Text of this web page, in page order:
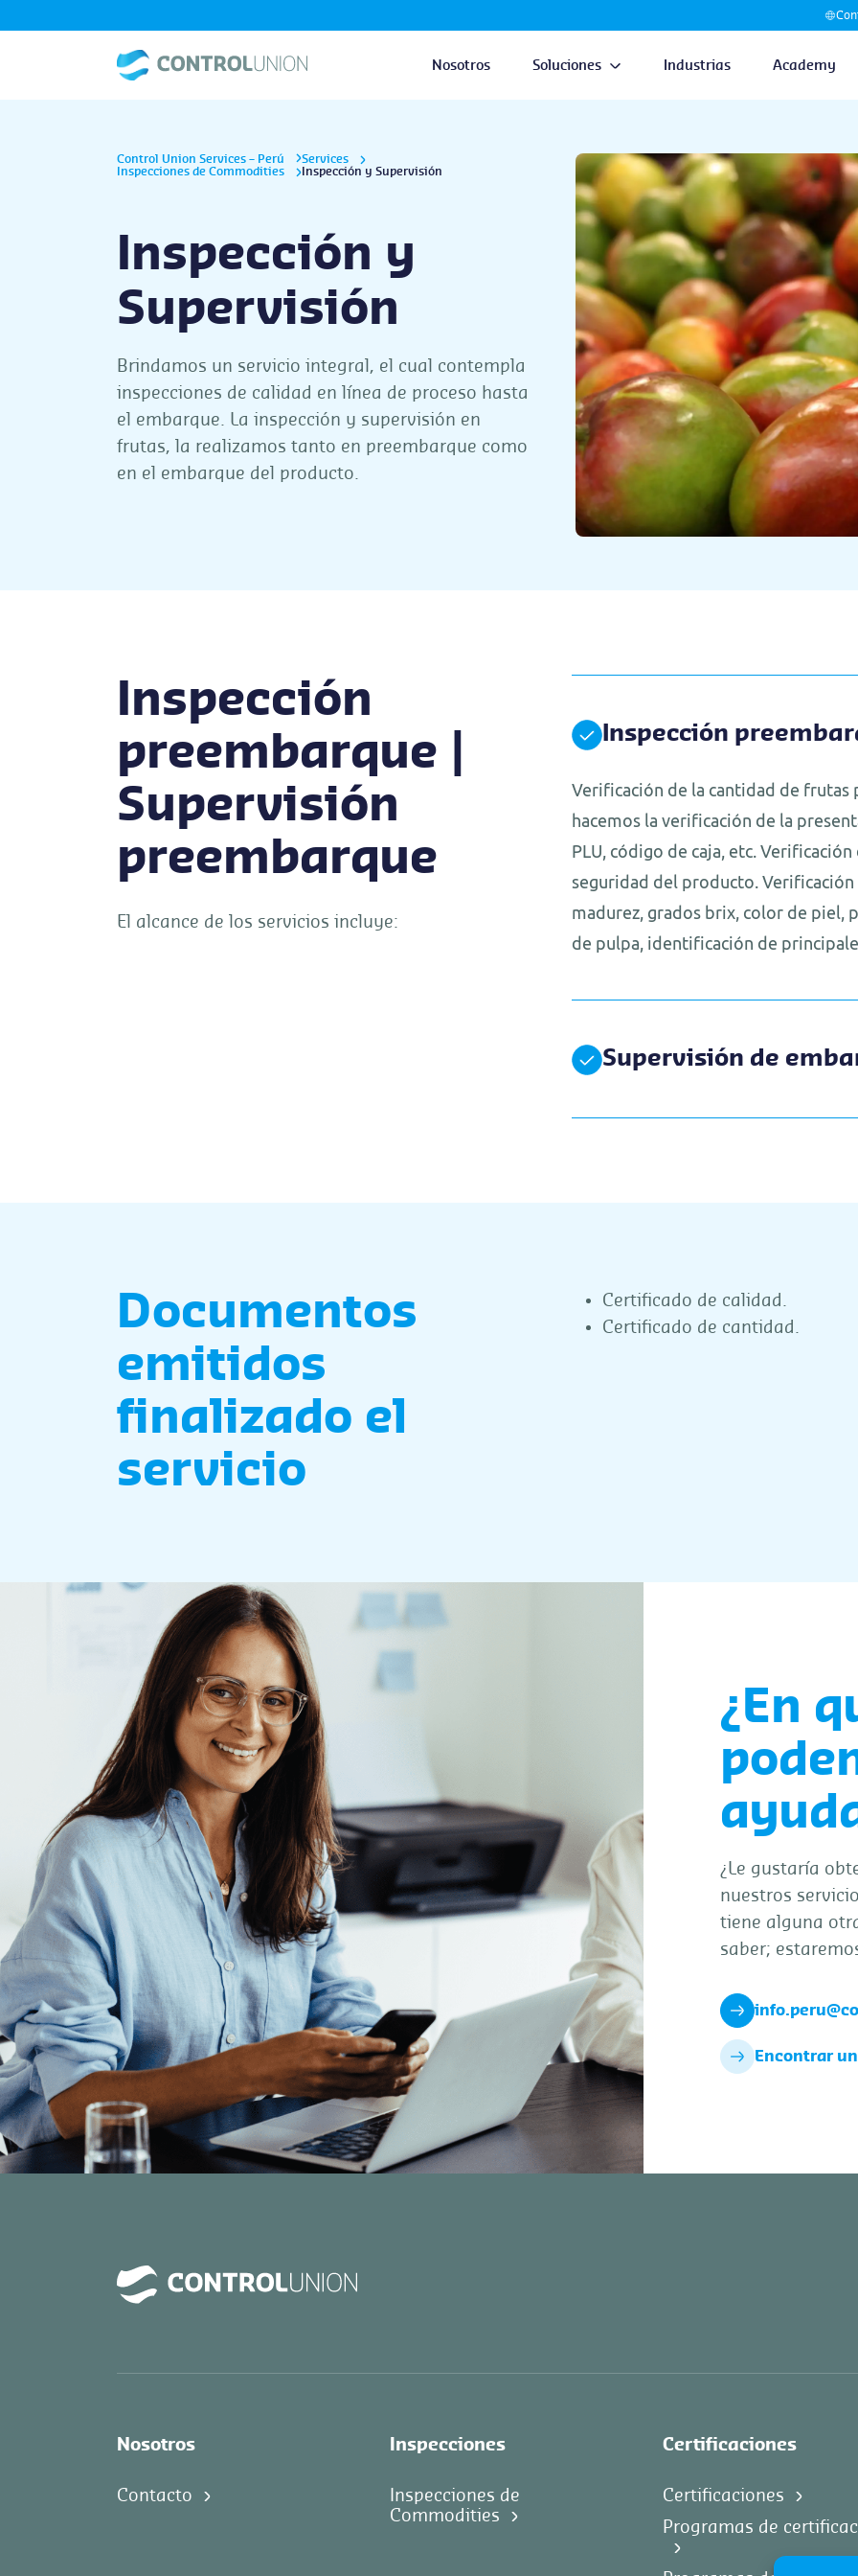
Nosotros Soluciones Industrias Academy
Control Union Services – Perú
Services
Inspecciones de Commodities
Inspección y Supervisión
Inspección y
Supervisión
Brindamos un servicio integral, el cual contempla
inspecciones de calidad en línea de proceso hasta
el embarque. La inspección y supervisión en
frutas, la realizamos tanto en preembarque como
en el embarque del producto.
Inspección
preembarque |
Supervisión
preembarque
El alcance de los servicios incluye:
Inspección
Verificación de la cantidad de frutas
hacemos la verificación de la
PLU, código de caja, etc.
seguridad del producto.
madurez, grados brix, color de piel,
de pulpa, identificación de
Supervisión de
Documentos
emitidos
finalizado el
servicio
Certificado de calidad.
Certificado de cantidad.
¿En
¿Le gustaría
nuestros
tiene alguna
saber;
Encontrar
Nosotros
Contacto
Inspecciones
Inspecciones de
Commodities
Certificaciones
Certificaciones
Programas de